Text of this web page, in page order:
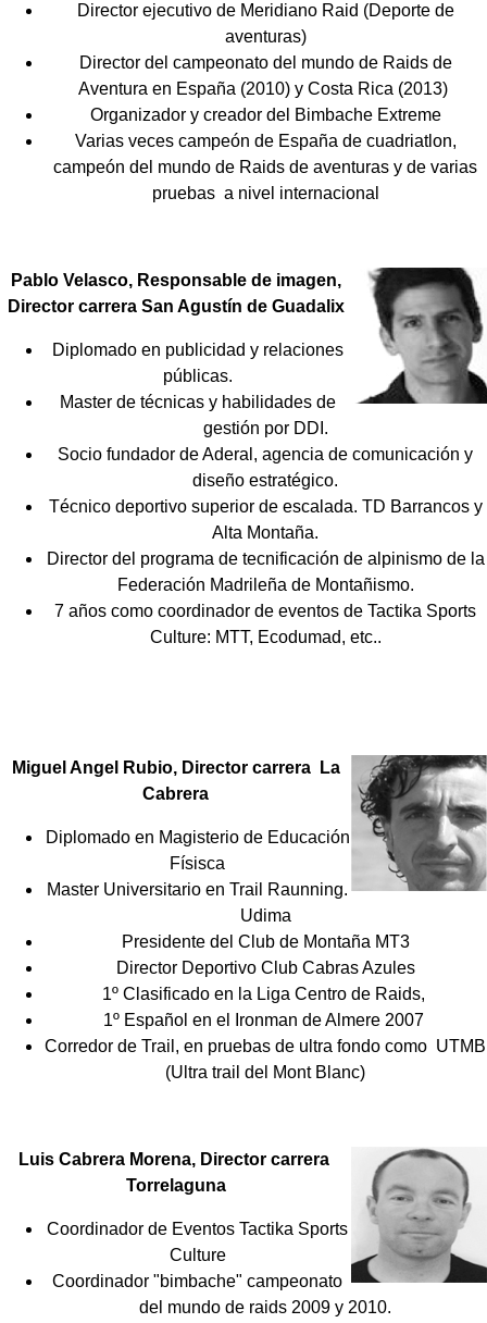
Director ejecutivo de Meridiano Raid (Deporte de
aventuras)
Director del campeonato del mundo de Raids de
Aventura en España (2010) y Costa Rica (2013)
Organizador y creador del Bimbache Extreme
Varias veces campeón de España de cuadriatlon,
campeón del mundo de Raids de aventuras y de varias
pruebas a nivel internacional
Pablo Velasco, Responsable de imagen,
Director carrera San Agustín de Guadalix
Diplomado en publicidad y relaciones
públicas.
Master de técnicas y habilidades de
gestión por DDI.
Socio fundador de Aderal, agencia de comunicación y
diseño estratégico.
Técnico deportivo superior de escalada. TD Barrancos y
Alta Montaña.
Director del programa de tecnificación de alpinismo de la
Federación Madrileña de Montañismo.
7 años como coordinador de eventos de Tactika Sports
Culture: MTT, Ecodumad, etc..
Miguel Angel Rubio, Director carrera La
Cabrera
Diplomado en Magisterio de Educación
Físisca
Master Universitario en Trail Raunning.
Udima
Presidente del Club de Montaña MT3
Director Deportivo Club Cabras Azules
1º Clasificado en la Liga Centro de Raids,
1º Español en el Ironman de Almere 2007
Corredor de Trail, en pruebas de ultra fondo como UTMB
(Ultra trail del Mont Blanc)
Luis Cabrera Morena, Director carrera
Torrelaguna
Coordinador de Eventos Tactika Sports
Culture
Coordinador "bimbache" campeonato
del mundo de raids 2009 y 2010.